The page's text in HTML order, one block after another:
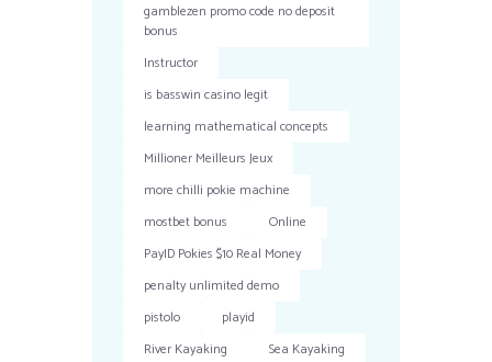
gamblezen promo code no deposit
bonus
Instructor
is basswin casino legit
learning mathematical concepts
Millioner Meilleurs Jeux
more chilli pokie machine
mostbet bonus
Online
PayID Pokies $10 Real Money
penalty unlimited demo
pistolo
playid
River Kayaking
Sea Kayaking